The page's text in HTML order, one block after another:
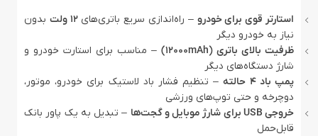
استارتر قوی برای خودرو – راه‌اندازی سریع باتری‌های12 ولت
بدون
نیاز به خودرو دیگر
ظرفیت بالای باتری (12000mAh)
– مناسب برای استارت خودرو و
شارژ دستگاه‌های دیگر
پمپ باد 4 حالته
– تنظیم فشار باد لاستیک برای خودرو، موتور،
دوچرخه و حتی توپ‌های ورزشی
خروجی USB برای شارژ موبایل و گجت‌ها
– تبدیل به یک پاور بانک
قابل‌حمل